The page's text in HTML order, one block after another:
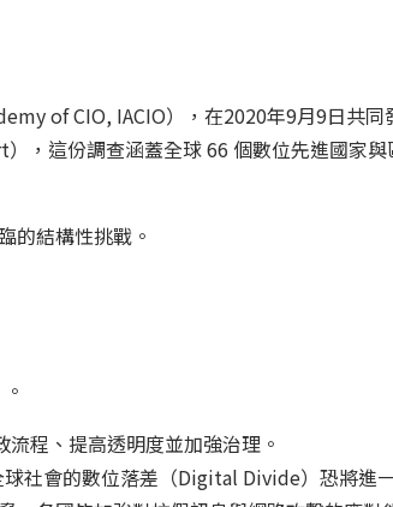
of CIO, IACIO），在2020年9月9日共
這份調查涵蓋全球 66 個數位先進國家與
的結構性挑戰。
程、提高透明度並加強治理。
社會的數位落差（Digital Divide）恐將進